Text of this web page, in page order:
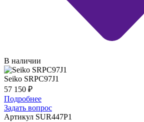
В наличии
Seiko SRPC97J1
57 150 ₽
Подробнее
Задать вопрос
Артикул SUR447P1